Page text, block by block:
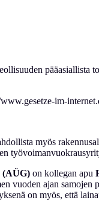
pääasiallista
im-
myös
(AÜG) on kollegan apu
vuoden ajan samojen
on myös, että